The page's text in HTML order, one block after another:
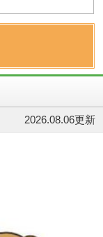
2026.08.06更新